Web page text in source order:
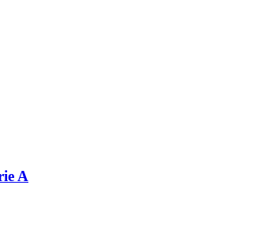
A